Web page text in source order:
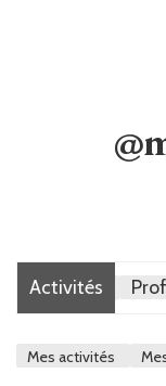
Activités
Mes activités